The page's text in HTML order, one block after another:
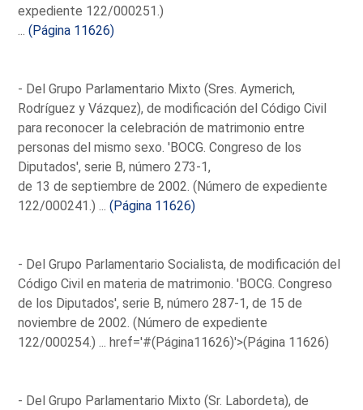
expediente 122/000251.)
...(Página 11626)
- Del Grupo Parlamentario Mixto (Sres. Aymerich,
Rodríguez y Vázquez), de modificación del Código Civil
para reconocer la celebración de matrimonio entre
personas del mismo sexo. 'BOCG. Congreso de los
Diputados', serie B, número 273-1,
de 13 de septiembre de 2002. (Número de expediente
122/000241.) ...(Página 11626)
- Del Grupo Parlamentario Socialista, de modificación del
Código Civil en materia de matrimonio. 'BOCG. Congreso
de los Diputados', serie B, número 287-1, de 15 de
noviembre de 2002. (Número de expediente
122/000254.) ...href='#(Página11626)'>(Página 11626)
- Del Grupo Parlamentario Mixto (Sr. Labordeta), de